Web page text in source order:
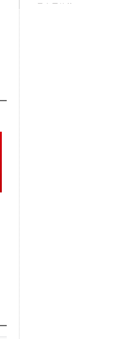
量发展的若